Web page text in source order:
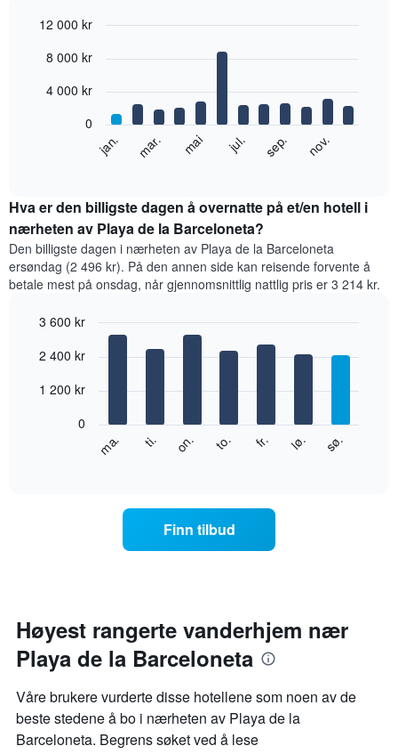
chart
for
et
rom
per
måned
Diagrammets
X-
viser
Diagrammets
graphic.
jan. mar. mai jul. sep. nov.
0
4 000 kr
8 000 kr
12 000 kr
Hva er den billigste dagen å overnatte på et/en hotell i
nærheten av Playa de la Barceloneta?
Den billigste dagen i nærheten av Playa de la Barceloneta
ersøndag (2 496 kr). På den annen side kan reisende forvente å
betale mest på onsdag, når gjennomsnittlig nattlig pris er 3 214 kr.
chart
bars.
Diagrammet
X-
akse
viser
ukedagene.
Diagrammets
1
Y-
graphic.
ma. ti. on. to. fr. lø. sø.
0
1 200 kr
2 400 kr
3 600 kr
Finn tilbud
Høyest rangerte vanderhjem nær
Playa de la Barceloneta
Våre brukere vurderte disse hotellene som noen av de
beste stedene å bo i nærheten av Playa de la
Barceloneta. Begrens søket ved å lese